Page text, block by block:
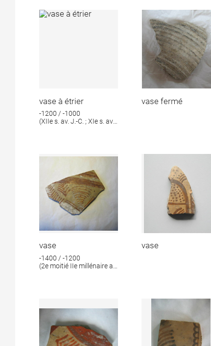
vase à étrier
-1200 / -1000
(XIIe s. av. J.-C. ; XIe s. av.
vase fermé
vase
-1400 / -1200
(2e moitié IIe millénaire av.
vase